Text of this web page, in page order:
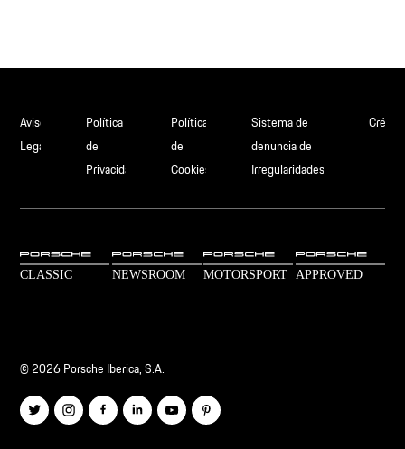
Aviso
Legal
Política
de
Privacidad
Política
de
Cookies
Sistema de
denuncia de
Irregularidades
© 2026 Porsche Iberica, S.A.